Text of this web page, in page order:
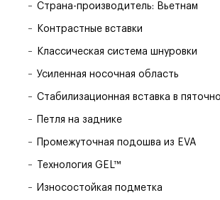
Страна-производитель: Вьетнам
Контрастные вставки
Классическая система шнуровки
Усиленная носочная область
Стабилизационная вставка в
Петля на заднике
Промежуточная подошва из EVA
Технология GEL™
Износостойкая подметка